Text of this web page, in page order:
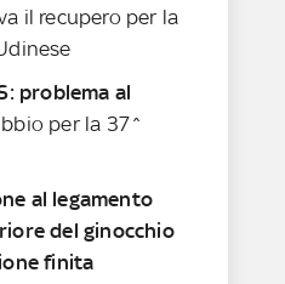
il recupero per la
problema al
per la 37^
al legamento
del ginocchio
finita